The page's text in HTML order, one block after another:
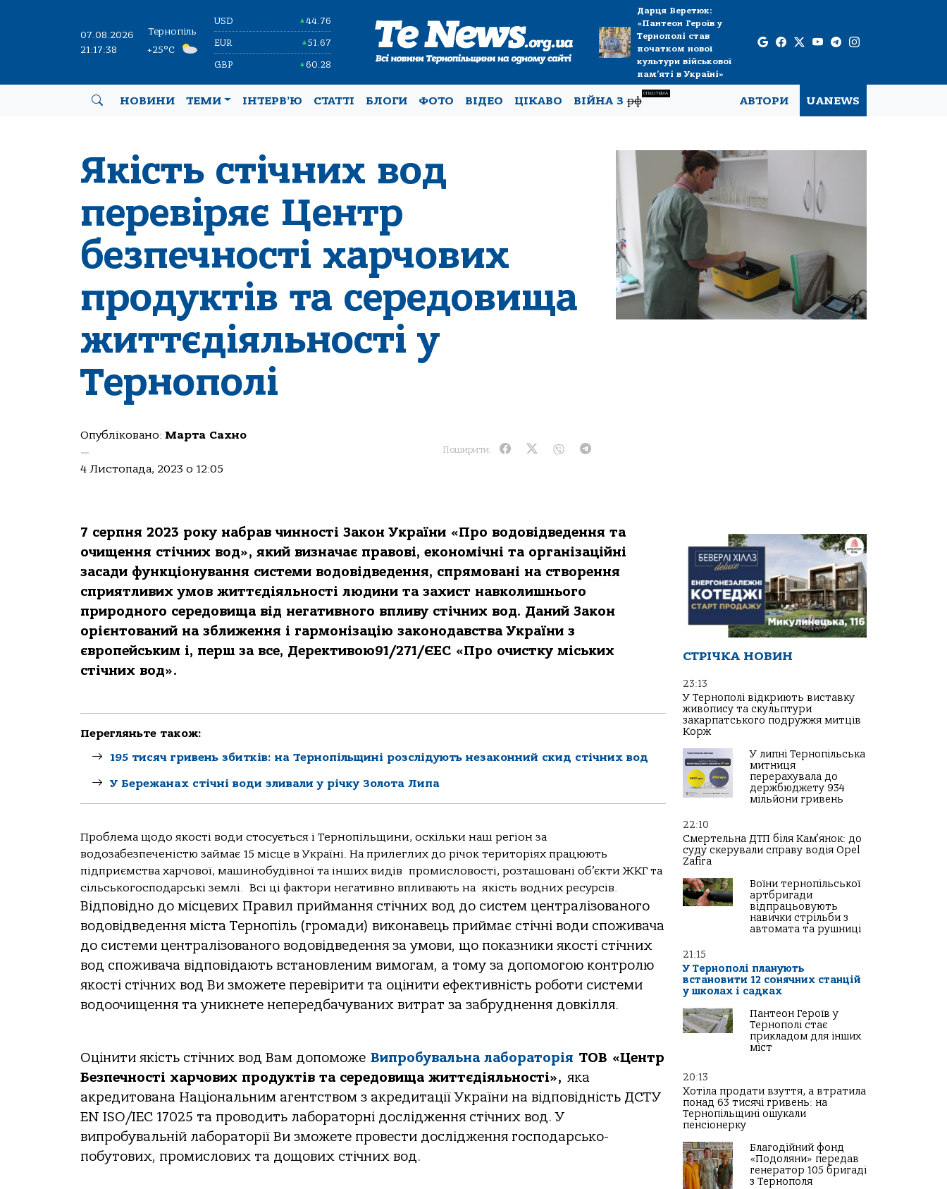
07.08.2026
21:17:39
Тернопіль
+25°C
USD ▲44.76
EUR ▲51.67
GBP ▲60.28
Дарця Веретюк:
«Пантеон Героїв у
Тернополі став
початком нової
культури військової
пам’яті в Україні»
НОВИНИ ТЕМИ ІНТЕРВ’Ю СТАТТІ БЛОГИ ФОТО ВІДЕО ЦІКАВО ВІЙНА Зрф
СПЕЦТЕМА
АВТОРИ UANEWS
Якість стічних вод
перевіряє Центр
безпечності харчових
продуктів та середовища
життєдіяльності у
Тернополі
Опубліковано: Марта Сахно
—
4 Листопада, 2023 о 12:05
Поширити:
7 серпня 2023 року набрав чинності Закон України «Про водовідведення та
очищення стічних вод», який визначає правові, економічні та організаційні
засади функціонування системи водовідведення, спрямовані на створення
сприятливих умов життєдіяльності людини та захист навколишнього
природного середовища від негативного впливу стічних вод. Даний Закон
орієнтований на зближення і гармонізацію законодавства України з
європейським і, перш за все, Дерективою91/271/ЄЕС «Про очистку міських
стічних вод».
Перегляньте також:
195 тисяч гривень збитків: на Тернопільщині розслідують незаконний скид стічних вод
У Бережанах стічні води зливали у річку Золота Липа
Проблема щодо якості води стосується і Тернопільщини, оскільки наш регіон за
водозабезпеченістю займає 15 місце в Україні. На прилеглих до річок територіях працюють
підприємства харчової, машинобудівної та інших видів промисловості, розташовані об’єкти ЖКГ та
сільськогосподарські землі. Всі ці фактори негативно впливають на якість водних ресурсів.
Відповідно до місцевих Правил приймання стічних вод до систем централізованого
водовідведення міста Тернопіль (громади) виконавець приймає стічні води споживача
до системи централізованого водовідведення за умови, що показники якості стічних
вод споживача відповідають встановленим вимогам, а тому за допомогою контролю
якості стічних вод Ви зможете перевірити та оцінити ефективність роботи системи
водоочищення та уникнете непередбачуваних витрат за забруднення довкілля.
Оцінити якість стічних вод Вам допоможе Випробувальна лабораторія ТОВ «Центр
Безпечності харчових продуктів та середовища життєдіяльності», яка
акредитована Національним агентством з акредитації України на відповідність ДСТУ
EN ISO/IEC 17025 та проводить лабораторні дослідження стічних вод. У
випробувальній лабораторії Ви зможете провести дослідження господарсько-
побутових, промислових та дощових стічних вод.
СТРІЧКА НОВИН
23:13
У Тернополі відкриють виставку
живопису та скульптури
закарпатського подружжя митців
Корж
У липні Тернопільська
митниця
перерахувала до
держбюджету 934
мільйони гривень
22:10
Смертельна ДТП біля Кам’янок: до
суду скерували справу водія Opel
Zafira
Воїни тернопільської
артбригади
відпрацьовують
навички стрільби з
автомата та рушниці
21:15
У Тернополі планують
встановити 12 сонячних станцій
у школах і садках
Пантеон Героїв у
Тернополі стає
прикладом для інших
міст
20:13
Хотіла продати взуття, а втратила
понад 63 тисячі гривень: на
Тернопільщині ошукали
пенсіонерку
Благодійний фонд
«Подоляни» передав
генератор 105 бригаді
з Тернополя